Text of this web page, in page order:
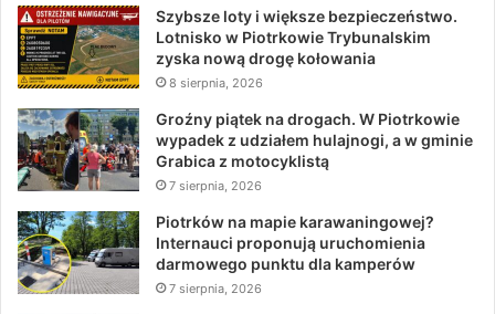
Szybsze loty i większe bezpieczeństwo.
Lotnisko w Piotrkowie Trybunalskim
zyska nową drogę kołowania
8 sierpnia, 2026
Groźny piątek na drogach. W Piotrkowie
wypadek z udziałem hulajnogi, a w gminie
Grabica z motocyklistą
7 sierpnia, 2026
Piotrków na mapie karawaningowej?
Internauci proponują uruchomienia
darmowego punktu dla kamperów
7 sierpnia, 2026